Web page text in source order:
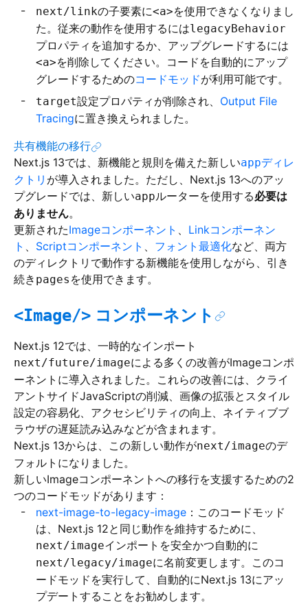
next/linkの子要素に<a>を使用できなくなりまし
た。従来の動作を使用するにはlegacyBehavior
プロパティを追加するか、アップグレードするには
<a>を削除してください。コードを自動的にアップ
グレードするためのコードモッドが利用可能です。
target設定プロパティが削除され、 Output File
Tracingに置き換えられました。
共有機能の移行
Next.js 13では、新機能と規則を備えた新しいappディレ
クトリ が導入されました。ただし、Next.js 13へのアッ
プグレードでは、新しいappルーターを使用する必要は
ありません。
更新されたImageコンポーネント 、 Linkコンポーネン
ト 、 Scriptコンポーネント 、 フォント最適化など、両方
のディレクトリで動作する新機能を使用しながら、引き
続き pages を使用できます。
<Image/> コンポーネント
Next.js 12では、一時的なインポート
next/future/imageによる多くの改善がImageコンポ
ーネントに導入されました。これらの改善には、クライ
アントサイドJavaScriptの削減、画像の拡張とスタイル
設定の容易化、アクセシビリティの向上、ネイティブブ
ラウザの遅延読み込みなどが含まれます。
Next.js 13からは、この新しい動作がnext/imageのデ
フォルトになりました。
新しいImageコンポーネントへの移行を支援するための2
つのコードモッドがあります：
next-image-to-legacy-image ：このコードモッド
は、Next.js 12と同じ動作を維持するために、
next/imageインポートを安全かつ自動的に
next/legacy/imageに名前変更します。このコ
ードモッドを実行して、自動的にNext.js 13にアッ
プデートすることをお勧めします。